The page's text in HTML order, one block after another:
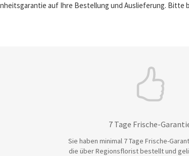
auf Ihre Bestellung und Auslieferung. Bitte
7 Tage Frische-
Sie haben minimal 7 Tage Frische-
die über Regionsflorist bestellt und